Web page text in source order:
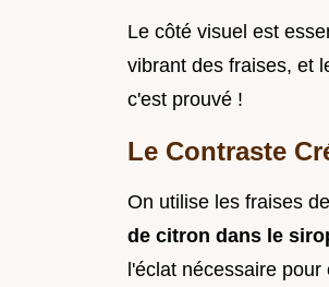
Le côté visuel est
vibrant des fraises, et
c'est prouvé !
Le Contraste
On utilise les fraises
de citron dans le
l'éclat nécessaire